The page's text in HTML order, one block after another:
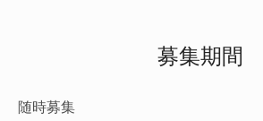
募集期間
随時募集